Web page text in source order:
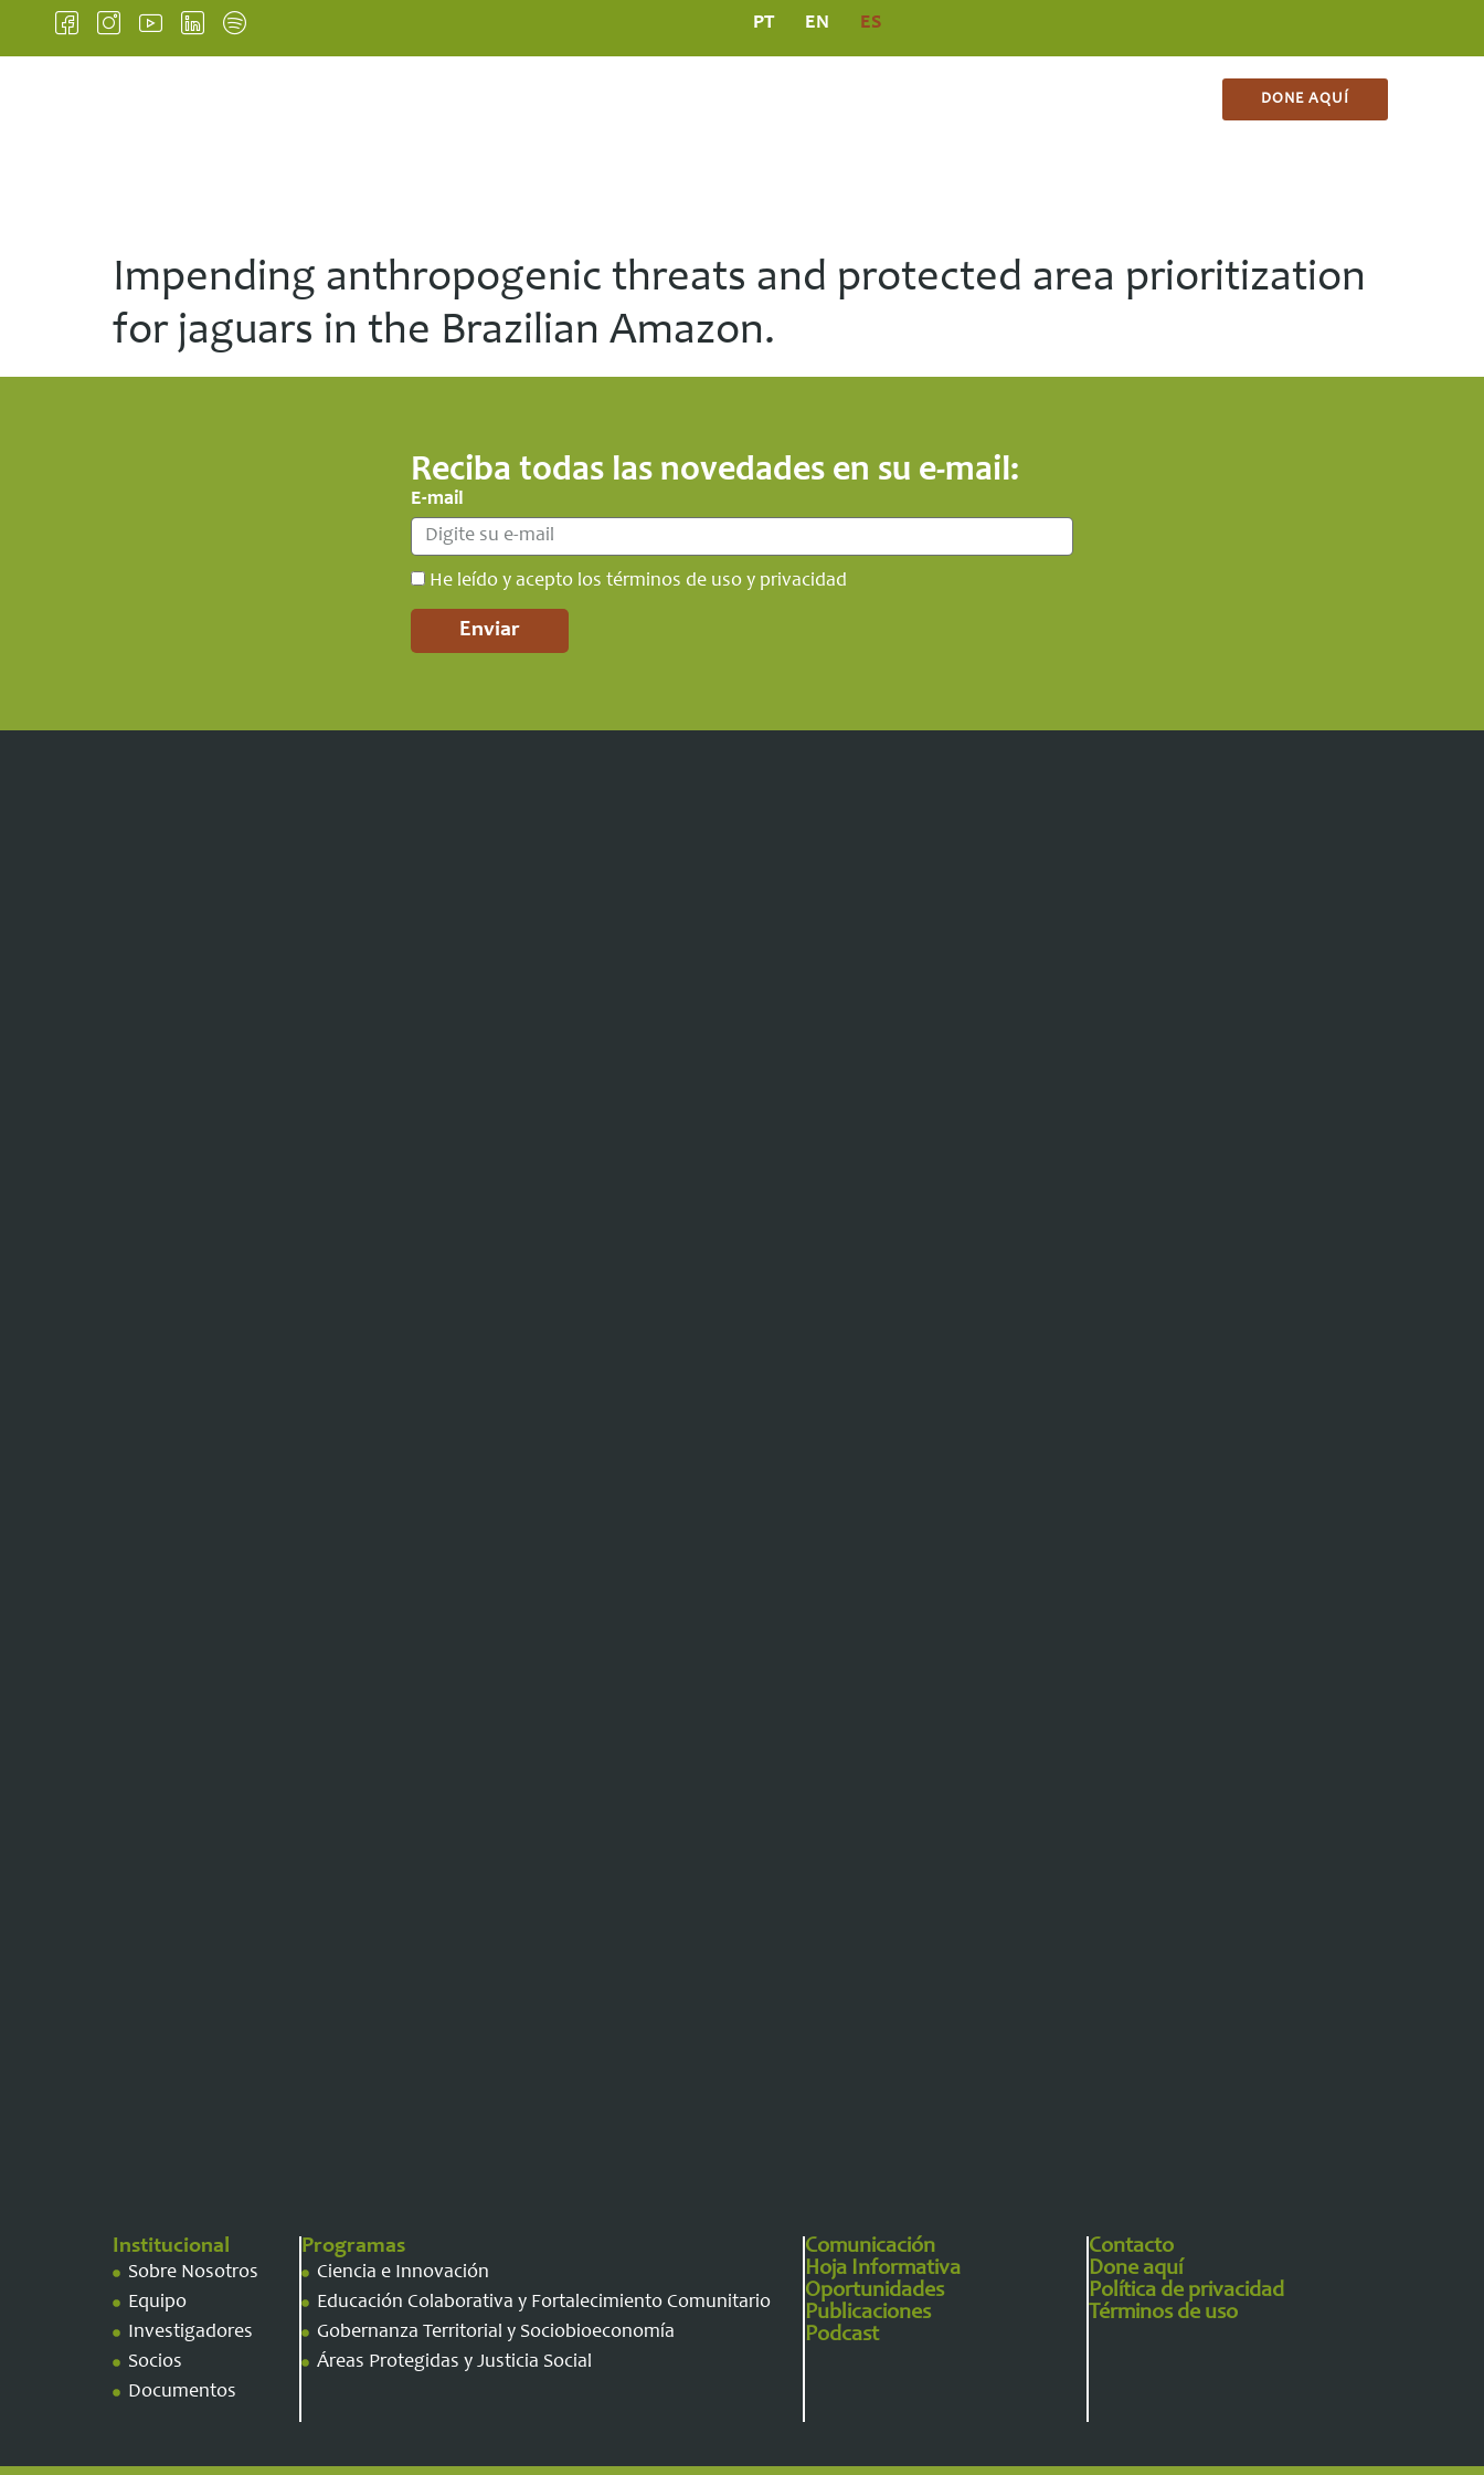
PT EN ES
DONE AQUÍ
Impending anthropogenic threats and protected area prioritization
for jaguars in the Brazilian Amazon.
Reciba todas las novedades en su e-mail:
E-mail
He leído y acepto los términos de uso y privacidad
Enviar
Institucional
Sobre Nosotros
Equipo
Investigadores
Socios
Documentos
Programas
Ciencia e Innovación
Educación Colaborativa y Fortalecimiento Comunitario
Gobernanza Territorial y Sociobioeconomía
Áreas Protegidas y Justicia Social
Comunicación
Hoja Informativa
Oportunidades
Publicaciones
Podcast
Contacto
Done aquí
Política de privacidad
Términos de uso